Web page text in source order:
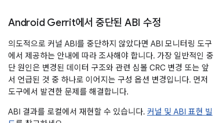
Android Gerrit에서 중단된 ABI 수정
의도적으로 커널 ABI를 중단하지 않았다면 ABI 모니터링 도구
에서 제공하는 안내에 따라 조사해야 합니다. 가장 일반적인 중
단 원인은 변경된 데이터 구조와 관련 심볼 CRC 변경 또는 앞
서 언급된 것 중 하나로 이어지는 구성 옵션 변경입니다. 먼저
도구에서 발견한 문제를 해결합니다.
ABI 결과를 로컬에서 재현할 수 있습니다. 커널 및 ABI 표현 빌